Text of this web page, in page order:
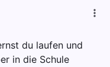
du laufen und
in die Schule